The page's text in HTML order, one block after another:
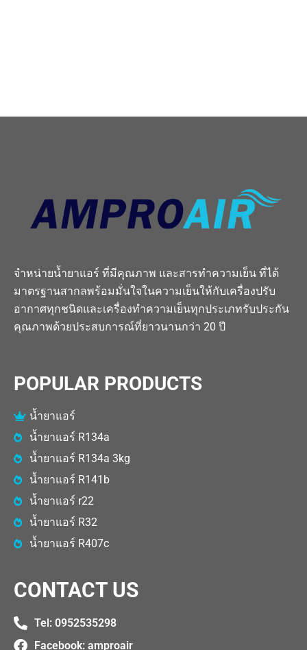
จำหน่ายน้ำยาแอร์ ที่มีคุณภาพ และสารทำความเย็น ที่ได้
มาตรฐานสากลพร้อมมั่นใจในความเย็นให้กับเครื่องปรับ
อากาศทุกชนิดและเครื่องทำความเย็นทุกประเภทรับประกัน
คุณภาพด้วยประสบการณ์ที่ยาวนานกว่า 20 ปี
POPULAR PRODUCTS
น้ำยาแอร์
น้ำยาแอร์ R134a
น้ำยาแอร์ R134a 3kg
น้ำยาแอร์ R141b
น้ำยาแอร์ r22
น้ำยาแอร์ R32
น้ำยาแอร์ R407c
CONTACT US
Tel: 0952535298​
Facebook: amproair